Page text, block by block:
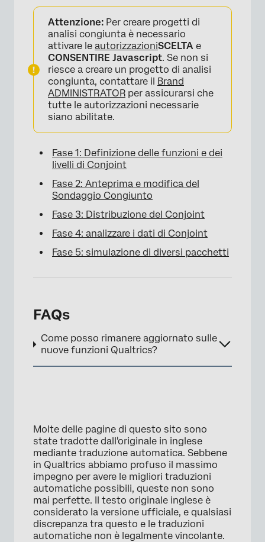
Attenzione: Per creare progetti di
analisi congiunta è necessario
attivare le autorizzazioniSCELTA e
CONSENTIRE Javascript. Se non si
riesce a creare un progetto di analisi
congiunta, contattare il Brand
ADMINISTRATOR per assicurarsi che
tutte le autorizzazioni necessarie
siano abilitate.
Fase 1: Definizione delle funzioni e dei
livelli di Conjoint
Fase 2: Anteprima e modifica del
Sondaggio Congiunto
Fase 3: Distribuzione del Conjoint
Fase 4: analizzare i dati di Conjoint
Fase 5: simulazione di diversi pacchetti
FAQs
Come posso rimanere aggiornato sulle
nuove funzioni Qualtrics?
Molte delle pagine di questo sito sono
state tradotte dall'originale in inglese
mediante traduzione automatica. Sebbene
in Qualtrics abbiamo profuso il massimo
impegno per avere le migliori traduzioni
automatiche possibili, queste non sono
mai perfette. Il testo originale inglese è
considerato la versione ufficiale, e qualsiasi
discrepanza tra questo e le traduzioni
automatiche non è legalmente vincolante.